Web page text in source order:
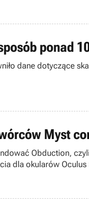
ponad
dane dotyczące
Myst
Obduction,
dla okularów Oculus